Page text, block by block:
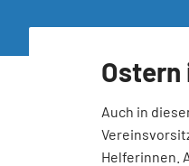
Ostern
Auch in
Helferinnen.